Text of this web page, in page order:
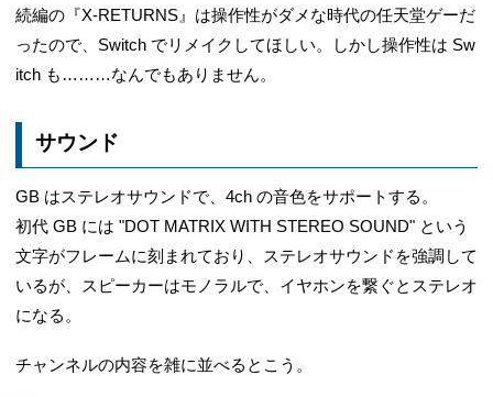
続編の『X-RETURNS』は操作性がダメな時代の任天堂ゲーだ
ったので、Switch でリメイクしてほしい。しかし操作性は Sw
itch も………なんでもありません。
サウンド
GB はステレオサウンドで、4ch の音色をサポートする。
初代 GB には "DOT MATRIX WITH STEREO SOUND" という
文字がフレームに刻まれており、ステレオサウンドを強調して
いるが、スピーカーはモノラルで、イヤホンを繋ぐとステレオ
になる。
チャンネルの内容を雑に並べるとこう。